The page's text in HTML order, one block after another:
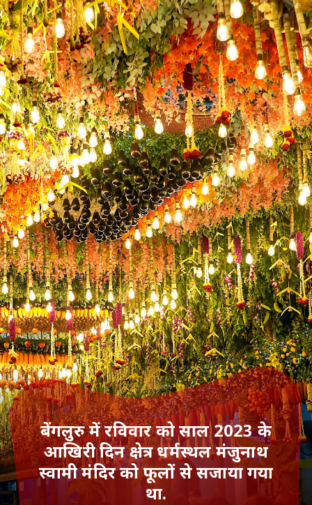
बेंगलुरु में रविवार को साल 2023 के
आखिरी दिन क्षेत्र धर्मस्थल मंजुनाथ
स्वामी मंदिर को फूलों से सजाया गया
था.